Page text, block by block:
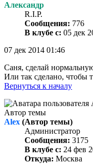
Александр
R.I.P.
Сообщения: 776
В клубе с: 05 дек
07 дек 2014 01:46
Саня, сделай
Или так сделано, чтобы
Вернуться к началу
Автор темы
Alex (Автор темы)
Администратор
Сообщения: 3175
В клубе с: 24 фев
Откуда: Москва